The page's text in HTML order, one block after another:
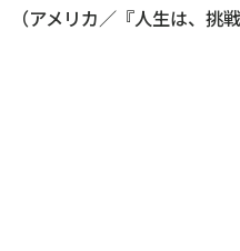
メリカ／『人生は、挑戦